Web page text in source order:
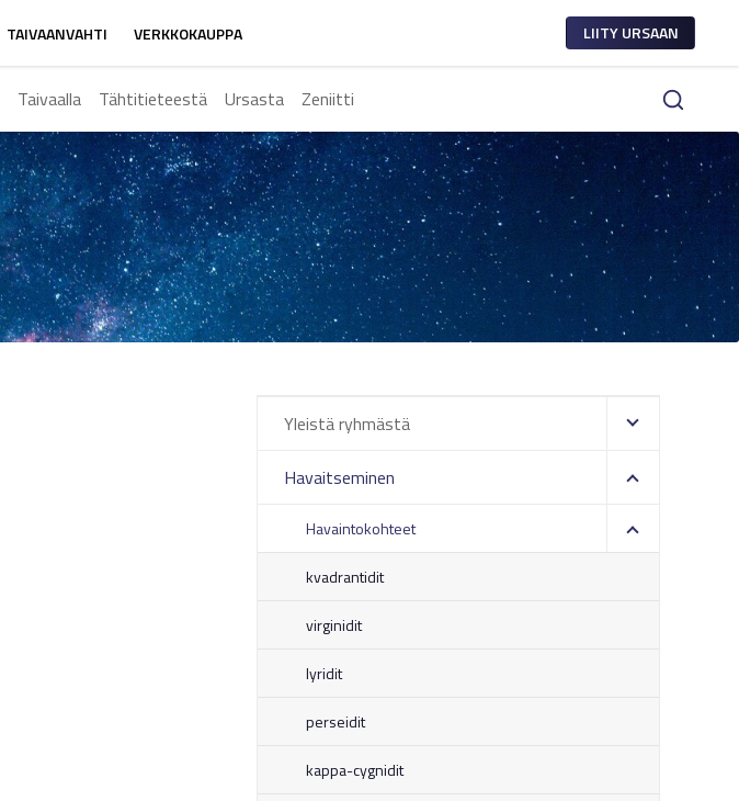
LIITY URSAAN
TAIVAANVAHTI VERKKOKAUPPA
Taivaalla Tähtitieteestä Ursasta Zeniitti
Yleistä ryhmästä
Havaitseminen
Havaintokohteet
kvadrantidit
virginidit
lyridit
perseidit
kappa-cygnidit